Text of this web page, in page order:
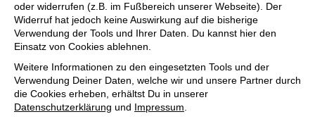
oder widerrufen (z.B. im Fußbereich unserer Webseite). Der
Widerruf hat jedoch keine Auswirkung auf die bisherige
Verwendung der Tools und Ihrer Daten. Du kannst hier den
Einsatz von Cookies ablehnen.
Weitere Informationen zu den eingesetzten Tools und der
Verwendung Deiner Daten, welche wir und unsere Partner durch
die Cookies erheben, erhältst Du in unserer
Datenschutzerklärung und Impressum.